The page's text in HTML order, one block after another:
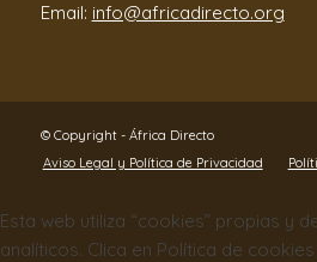
Email: info@africadirecto.org
© Copyright - África Directo
Aviso Legal y Política de Privacidad
Esta web utiliza “cookies” propias y
analíticos. Clica en Política de